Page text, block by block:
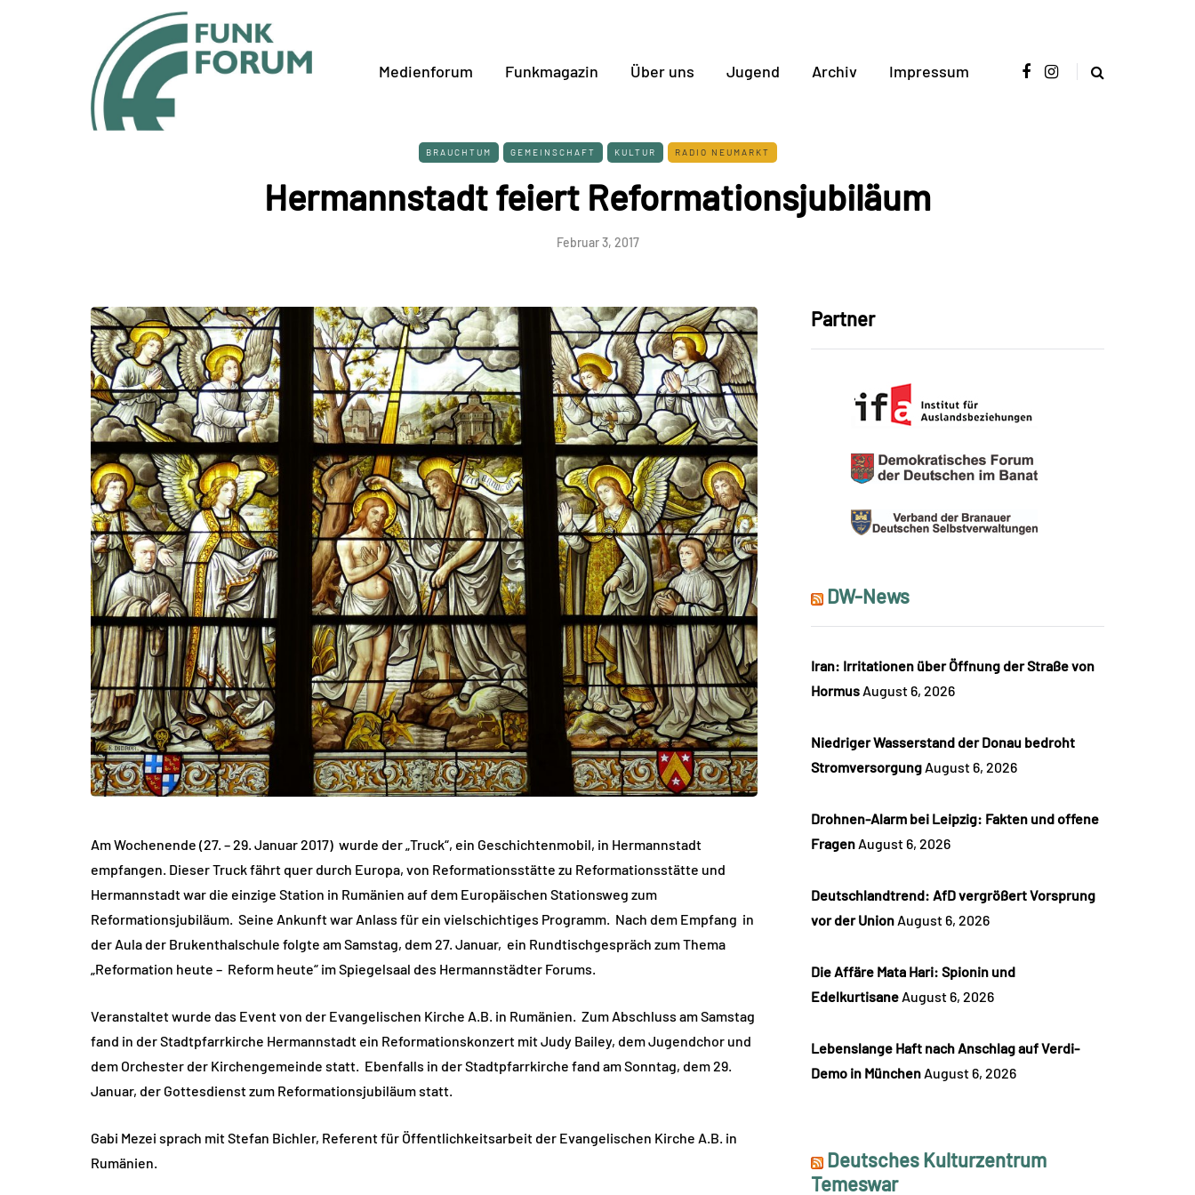
Medienforum Funkmagazin Über uns Jugend Archiv Impressum
BRAUCHTUM GEMEINSCHAFT KULTUR RADIO NEUMARKT
Hermannstadt feiert Reformationsjubiläum
Februar 3, 2017
Am Wochenende (27. – 29. Januar 2017) wurde der „Truck“, ein Geschichtenmobil, in Hermannstadt
empfangen. Dieser Truck fährt quer durch Europa, von Reformationsstätte zu Reformationsstätte und
Hermannstadt war die einzige Station in Rumänien auf dem Europäischen Stationsweg zum
Reformationsjubiläum. Seine Ankunft war Anlass für ein vielschichtiges Programm. Nach dem Empfang in
der Aula der Brukenthalschule folgte am Samstag, dem 27. Januar, ein Rundtischgespräch zum Thema
„Reformation heute – Reform heute“ im Spiegelsaal des Hermannstädter Forums.
Veranstaltet wurde das Event von der Evangelischen Kirche A.B. in Rumänien. Zum Abschluss am Samstag
fand in der Stadtpfarrkirche Hermannstadt ein Reformationskonzert mit Judy Bailey, dem Jugendchor und
dem Orchester der Kirchengemeinde statt. Ebenfalls in der Stadtpfarrkirche fand am Sonntag, dem 29.
Januar, der Gottesdienst zum Reformationsjubiläum statt.
Gabi Mezei sprach mit Stefan Bichler, Referent für Öffentlichkeitsarbeit der Evangelischen Kirche A.B. in
Rumänien.
Partner
DW-News
Iran: Irritationen über Öffnung der Straße von
Hormus August 6, 2026
Niedriger Wasserstand der Donau bedroht
Stromversorgung August 6, 2026
Drohnen-Alarm bei Leipzig: Fakten und offene
Fragen August 6, 2026
Deutschlandtrend: AfD vergrößert Vorsprung
vor der Union August 6, 2026
Die Affäre Mata Hari: Spionin und
Edelkurtisane August 6, 2026
Lebenslange Haft nach Anschlag auf Verdi-
Demo in München August 6, 2026
Deutsches Kulturzentrum
Temeswar